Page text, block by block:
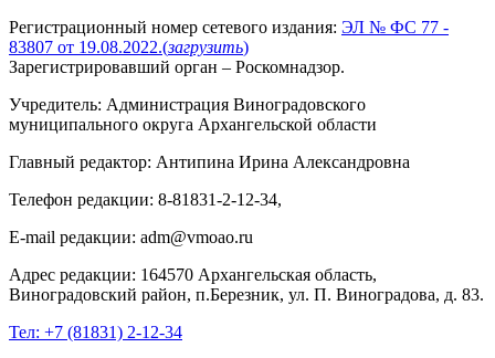
Регистрационный номер сетевого издания: ЭЛ № ФС 77 -
83807 от 19.08.2022.(загрузить)
Зарегистрировавший орган – Роскомнадзор.
Учредитель: Администрация Виноградовского
муниципального округа Архангельской области
Главный редактор: Антипина Ирина Александровна
Телефон редакции: 8-81831-2-12-34,
E-mail редакции: adm@vmoao.ru
Адрес редакции: 164570 Архангельская область,
Виноградовский район, п.Березник, ул. П. Виноградова, д. 83.
Тел: +7 (81831) 2-12-34